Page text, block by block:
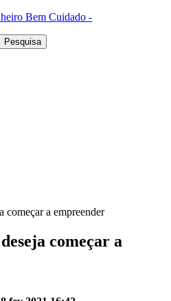
Bem Cuidado -
começar a empreender
começar a